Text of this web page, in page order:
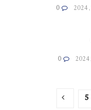
0
0
5